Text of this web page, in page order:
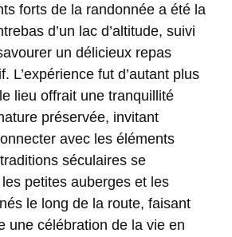
forts de la randonnée a été la
d’un lac d’altitude, suivi
un délicieux repas
L’expérience fut d’autant plus
lieu offrait une tranquillité
préservée, invitant
avec les éléments
séculaires se
petites auberges et les
le long de la route, faisant
une célébration de la vie en